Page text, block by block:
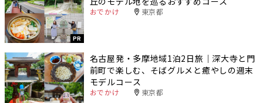
PR
おでかけ 東京都
名古屋発・多摩地域1泊2日旅｜深大寺と門
前町で楽しむ、そばグルメと癒やしの週末
モデルコース
おでかけ 東京都